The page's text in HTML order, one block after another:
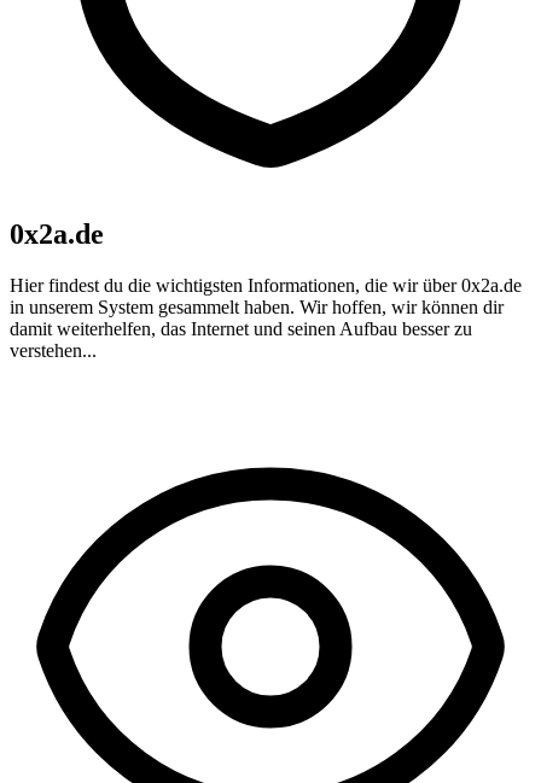
0x2a.de
Hier findest du die wichtigsten Informationen, die wir über0x2a.de
in unserem System gesammelt haben. Wir hoffen, wir können dir
damit weiterhelfen, das Internet und seinen Aufbau besser zu
verstehen...